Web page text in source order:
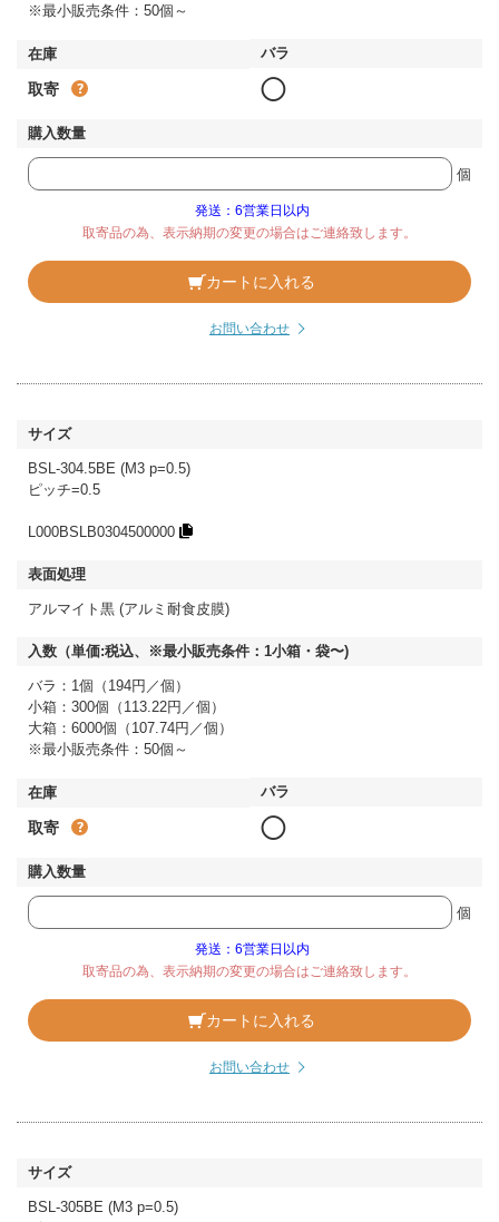
※最小販売条件：50個～
取寄 ◯
個
発送：6営業日以内
取寄品の為、表示納期の変更の場合はご連絡致します。
カートに入れる
お問い合わせ
BSL-304.5BE (M3 p=0.5)
ピッチ=0.5
L000BSLB0304500000
アルマイト黒 (アルミ耐食皮膜)
バラ：1個（194円／個）
小箱：300個（113.22円／個）
大箱：6000個（107.74円／個）
※最小販売条件：50個～
取寄 ◯
個
発送：6営業日以内
取寄品の為、表示納期の変更の場合はご連絡致します。
カートに入れる
お問い合わせ
BSL-305BE (M3 p=0.5)